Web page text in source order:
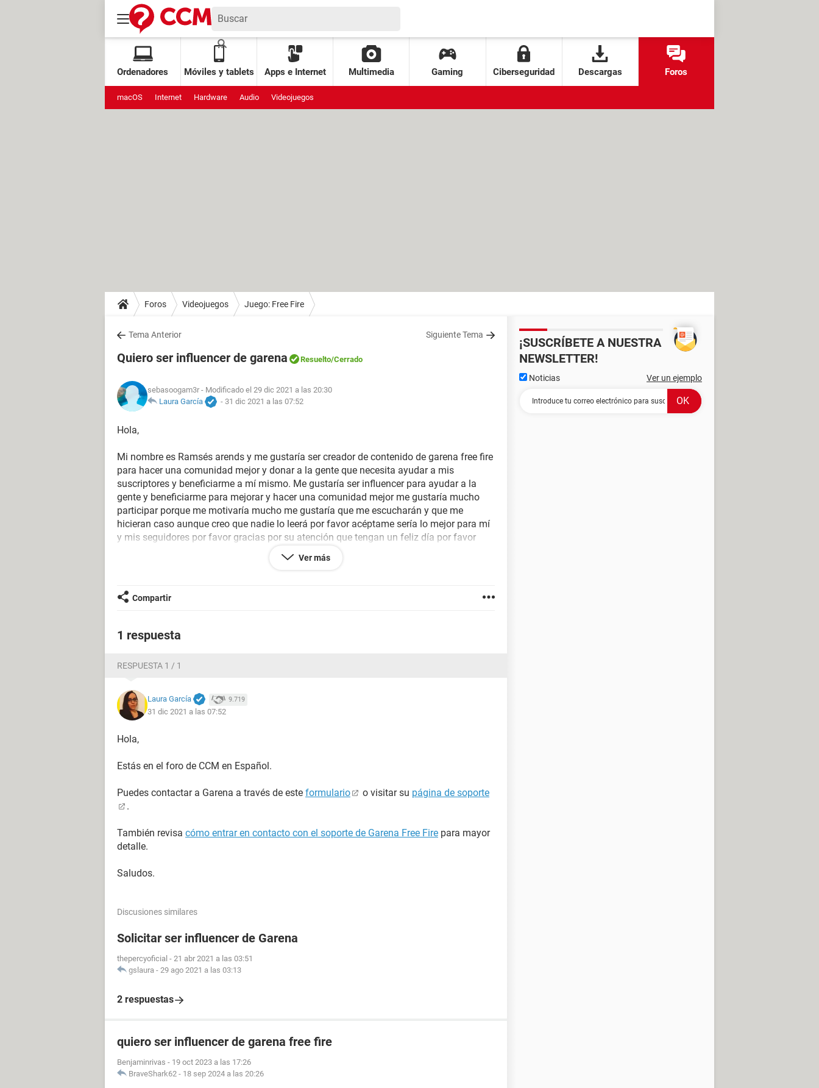
Ordenadores Móviles y tablets Apps e Internet Multimedia Gaming Ciberseguridad Descargas Foros
macOS Internet Hardware Audio Videojuegos
Foros Videojuegos Juego: Free Fire
Tema Anterior Siguiente Tema
Quiero ser influencer de garena Resuelto/Cerrado
sebasoogam3r - Modificado el 29 dic 2021 a las 20:30
Laura García
- 31 dic 2021 a las 07:52
Hola,
Mi nombre es Ramsés arends y me gustaría ser creador de contenido de garena free fire
para hacer una comunidad mejor y donar a la gente que necesita ayudar a mis
suscriptores y beneficiarme a mí mismo. Me gustaría ser influencer para ayudar a la
gente y beneficiarme para mejorar y hacer una comunidad mejor me gustaría mucho
participar porque me motivaría mucho me gustaría que me escucharán y que me
hicieran caso aunque creo que nadie lo leerá por favor acéptame sería lo mejor para mí
y mis seguidores por favor gracias por su atención que tengan un feliz día por favor
Ver más
Compartir
1 respuesta
RESPUESTA 1 / 1
Laura García 9.719
31 dic 2021 a las 07:52
Hola,
Estás en el foro de CCM en Español.
Puedes contactar a Garena a través de este formulario o visitar su página de soporte
.
También revisa cómo entrar en contacto con el soporte de Garena Free Fire para mayor
detalle.
Saludos.
Discusiones similares
Solicitar ser influencer de Garena
thepercyoficial - 21 abr 2021 a las 03:51
gslaura - 29 ago 2021 a las 03:13
2 respuestas
quiero ser influencer de garena free fire
Benjaminrivas - 19 oct 2023 a las 17:26
BraveShark62 - 18 sep 2024 a las 20:26
¡SUSCRÍBETE A NUESTRA
NEWSLETTER!
Noticias Ver un ejemplo